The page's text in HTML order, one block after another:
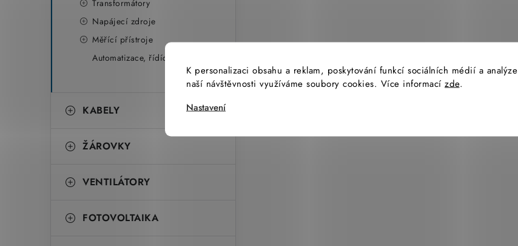
K personalizaci obsahu a reklam, poskytování funkcí sociálních médií a analýze
naší návštěvnosti využíváme soubory cookies. Více informací zde.
Nastavení
Transformátory
Napájecí zdroje
Měřící přístroje
Automatizace, řídící systémy
KABELY
ŽÁROVKY
VENTILÁTORY
FOTOVOLTAIKA